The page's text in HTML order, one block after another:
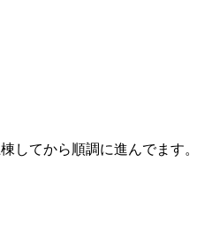
してから順調に進んでます。